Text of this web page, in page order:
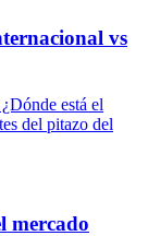
vs
está el
del pitazo del
mercado